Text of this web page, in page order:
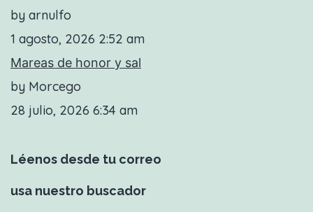
by arnulfo
1 agosto, 2026 2:52 am
Mareas de honor y sal
by Morcego
28 julio, 2026 6:34 am
Léenos desde tu correo
usa nuestro buscador